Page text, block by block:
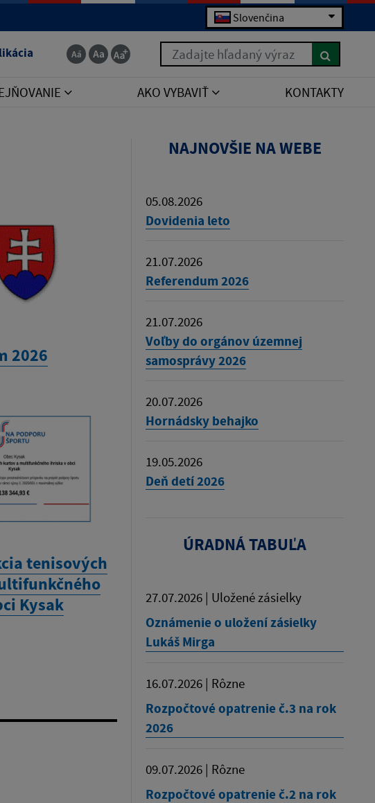
Slovenčina
Zadajte hľadaný výraz
AKO VYBAVIŤ KONTAKTY
2026
tenisových
Kysak
NAJNOVŠIE NA WEBE
05.08.2026
Dovidenia leto
21.07.2026
Referendum 2026
21.07.2026
Voľby do orgánov územnej
samosprávy 2026
20.07.2026
Hornádsky behajko
19.05.2026
Deň detí 2026
ÚRADNÁ TABUĽA
27.07.2026 | Uložené zásielky
Oznámenie o uložení zásielky
Lukáš Mirga
16.07.2026 | Rôzne
Rozpočtové opatrenie č.3 na rok
2026
09.07.2026 | Rôzne
Rozpočtové opatrenie č.2 na rok